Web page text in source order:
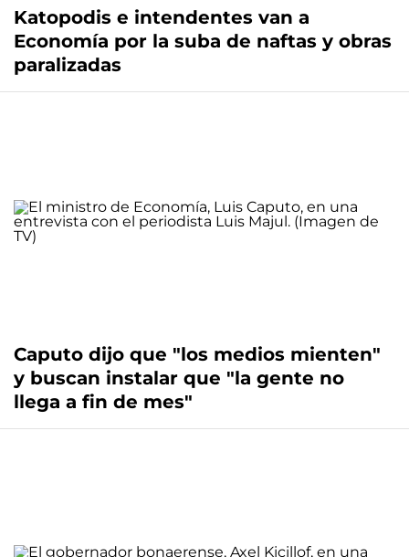
Katopodis e intendentes van a
Economía por la suba de naftas y obras
paralizadas
Caputo dijo que "los medios mienten"
y buscan instalar que "la gente no
llega a fin de mes"